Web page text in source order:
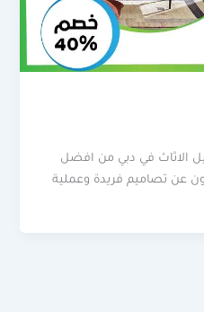
الاثاث في دبي من افضل
عن تصاميم فريدة وعملية